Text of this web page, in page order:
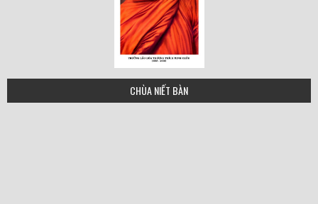
minh-chau
CHÙA NIẾT BÀN